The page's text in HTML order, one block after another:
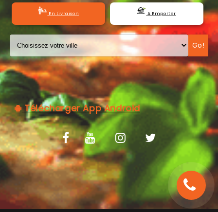
En Livraison A Emporter
Go!
Télécharger App Android